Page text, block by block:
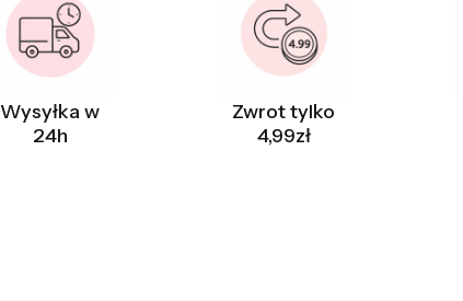
Wysyłka w
24h
Zwrot tylko
4,99zł